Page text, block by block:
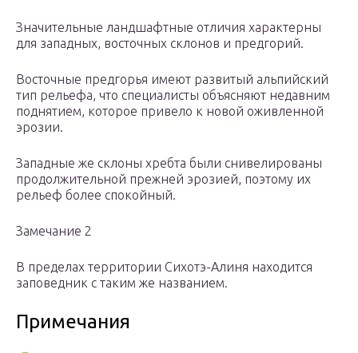
Значительные ландшафтные отличия характерны
для западных, восточных склонов и предгорий.
Восточные предгорья имеют развитый альпийский
тип рельефа, что специалисты объясняют недавним
поднятием, которое привело к новой оживленной
эрозии.
Западные же склоны хребта были снивелированы
продолжительной прежней эрозией, поэтому их
рельеф более спокойный.
Замечание 2
В пределах территории Сихотэ-Алиня находится
заповедник с таким же названием.
Примечания